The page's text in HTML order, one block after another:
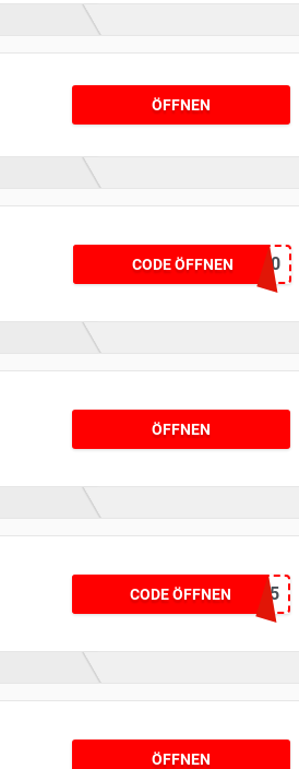
ÖFFNEN
CODE ÖFFNENPRSL30
ÖFFNEN
CODE ÖFFNENBLSH25
ÖFFNEN